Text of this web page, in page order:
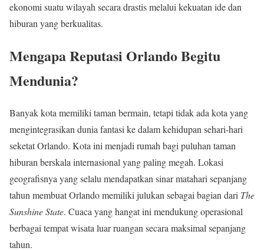
ekonomi suatu wilayah secara drastis melalui kekuatan ide dan
hiburan yang berkualitas.
Mengapa Reputasi Orlando Begitu
Mendunia?
Banyak kota memiliki taman bermain, tetapi tidak ada kota yang
mengintegrasikan dunia fantasi ke dalam kehidupan sehari-hari
seketat Orlando. Kota ini menjadi rumah bagi puluhan taman
hiburan berskala internasional yang paling megah. Lokasi
geografisnya yang selalu mendapatkan sinar matahari sepanjang
tahun membuat Orlando memiliki julukan sebagai bagian dari The
Sunshine State. Cuaca yang hangat ini mendukung operasional
berbagai tempat wisata luar ruangan secara maksimal sepanjang
tahun.